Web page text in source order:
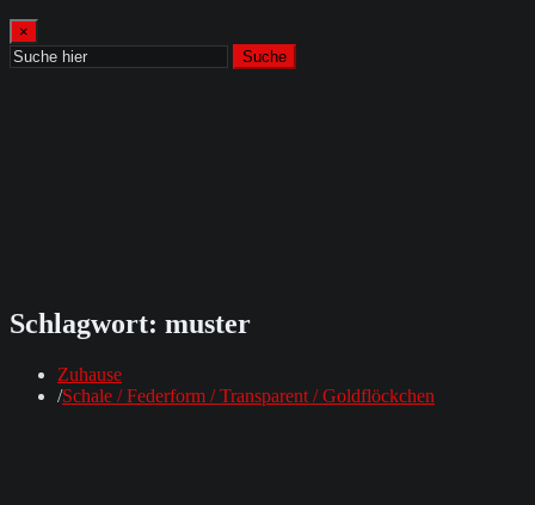
×
Suche
Schlagwort: muster
Zuhause
Schale / Federform / Transparent / Goldflöckchen